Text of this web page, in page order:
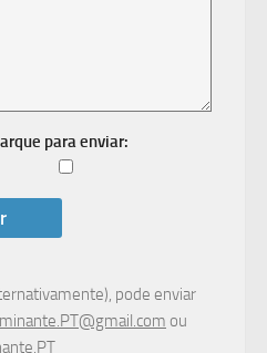
para enviar:
pode enviar
ou